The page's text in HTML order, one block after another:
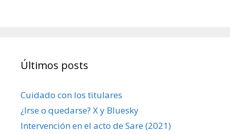
Últimos posts
Cuidado con los titulares
¿Irse o quedarse? X y Bluesky
Intervención en el acto de Sare (2021)